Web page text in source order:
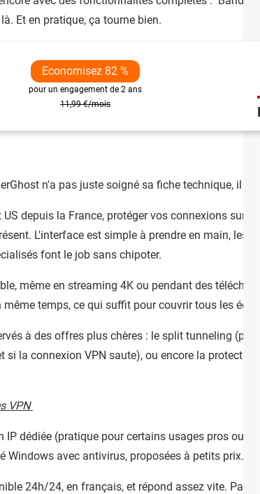
Et en pratique, ça tourne bien.
Economisez 82 %
pour un engagement de 2 ans
11,99 €/mois
n'a pas juste soigné sa fiche technique, il a
depuis la France, protéger vos connexions sur
L'interface est simple à prendre en main, les
font le job sans chipoter.
même en streaming 4K ou pendant des
temps, ce qui suffit pour couvrir tous les
à des offres plus chères : le split tunneling
la connexion VPN saute), ou encore la protection
VPN
dédiée (pratique pour certains usages pros ou
Windows avec antivirus, proposées à petits prix.
24h/24, en français, et répond assez vite. Pas